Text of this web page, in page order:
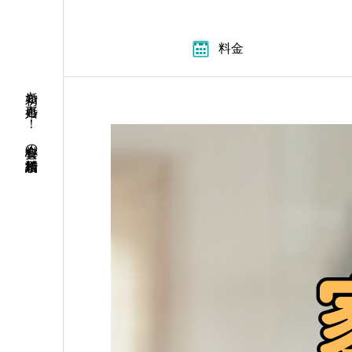
初婚も再婚も！ 安心料金の結婚相談所
料金